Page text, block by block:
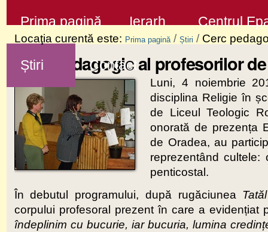
la
conţinut
Sari
navigare
Prima pagină Ierarh Centrul
Știri Contact
Locaţia curentă este: Prima pagină / Știri / Cerc
Cerc pedagogic al profesorilor
Luni, 4 noiembrie
disciplina Religie în
de Liceul Teologic
onorată de prezența
de Oradea, au
reprezentând cultele:
penticostal.
În debutul programului, după rugăciunea
corpului profesoral prezent în care a evidențiat
îndeplinim cu bucurie, iar bucuria, lumina